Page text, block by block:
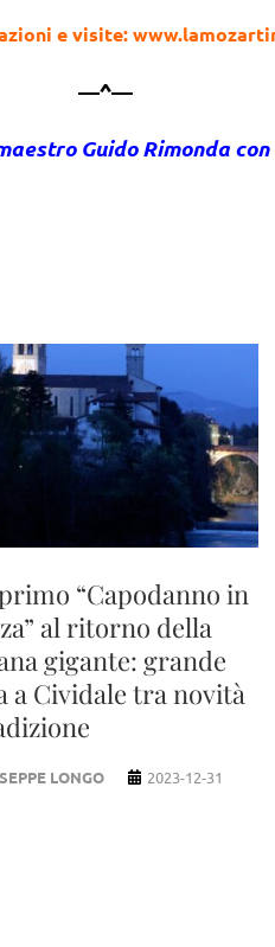
e visite:
—^—
Guido Rimonda
“Capodanno in
al ritorno della
gigante: grande
a Cividale tra novità
LONGO 2023-12-31